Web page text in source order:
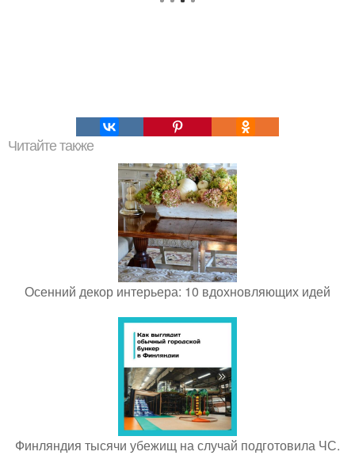
Читайте также
Осенний декор интерьера: 10 вдохновляющих идей
Финляндия тысячи убежищ на случай подготовила ЧС.